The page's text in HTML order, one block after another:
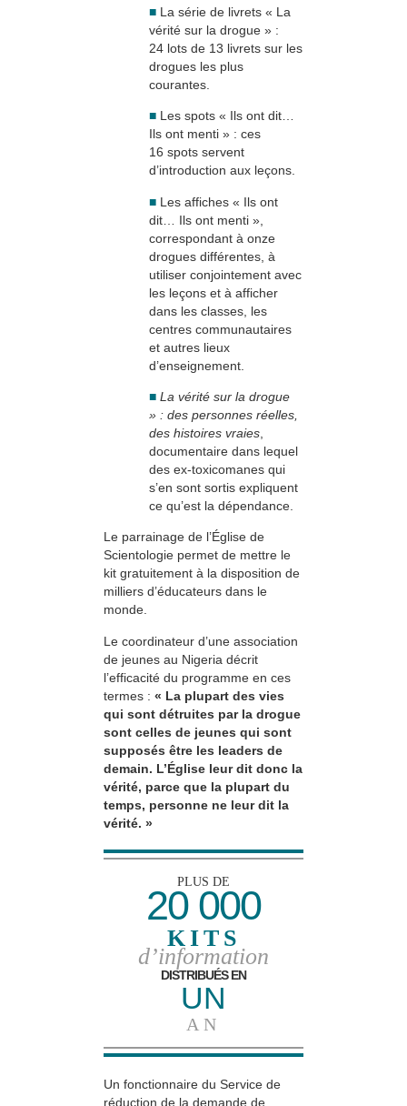
■ La série de livrets « La
vérité sur la drogue » :
24 lots de 13 livrets sur les
drogues les plus
courantes.
■ Les spots « Ils ont dit…
Ils ont menti » : ces
16 spots servent
d’introduction aux leçons.
■ Les affiches « Ils ont
dit… Ils ont menti »,
correspondant à onze
drogues différentes, à
utiliser conjointement avec
les leçons et à afficher
dans les classes, les
centres communautaires
et autres lieux
d’enseignement.
■ La vérité sur la drogue
» : des personnes réelles,
des histoires vraies
documentaire dans lequel
des ex-toxicomanes qui
s’en sont sortis expliquent
ce qu’est la dépendance.
Le parrainage de l’Église de
Scientologie permet de mettre le
kit gratuitement à la disposition de
milliers d’éducateurs dans le
monde.
Le coordinateur d’une association
de jeunes au Nigeria décrit
l’efficacité du programme en ces
termes : « La plupart des vies
qui sont détruites par la drogue
sont celles de jeunes qui sont
supposés être les leaders de
demain. L’Église leur dit donc la
vérité, parce que la plupart du
temps, personne ne leur dit la
vérité. »
PLUS DE
20 000
KITS
d’information
DISTRIBUÉS EN
UN
AN
Un fonctionnaire du Service de
réduction de la demande de